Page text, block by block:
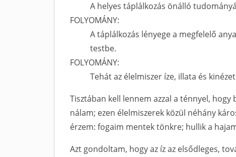
A helyes táplálkozás önálló
FOLYOMÁNY:
A táplálkozás lényege a megfelelő
testbe.
FOLYOMÁNY:
Tehát az élelmiszer íze, illata és
Tisztában kell lennem azzal a ténnyel,
nálam; ezen élelmiszerek közül néhány
érzem: fogaim mentek tönkre; hullik a
Azt gondoltam, hogy az íz az elsődleges,